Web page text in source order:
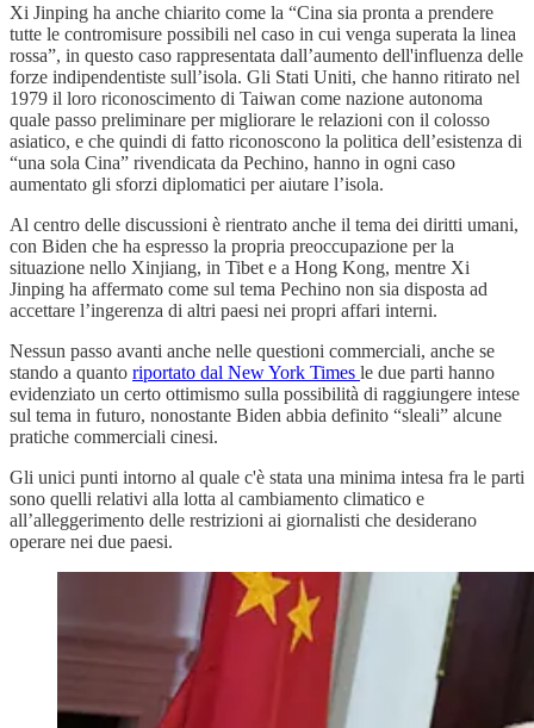
Xi Jinping ha anche chiarito come la “Cina sia pronta a prendere
tutte le contromisure possibili nel caso in cui venga superata la linea
rossa”, in questo caso rappresentata dall’aumento dell'influenza delle
forze indipendentiste sull’isola. Gli Stati Uniti, che hanno ritirato nel
1979 il loro riconoscimento di Taiwan come nazione autonoma
quale passo preliminare per migliorare le relazioni con il colosso
asiatico, e che quindi di fatto riconoscono la politica dell’esistenza di
“una sola Cina” rivendicata da Pechino, hanno in ogni caso
aumentato gli sforzi diplomatici per aiutare l’isola.
Al centro delle discussioni è rientrato anche il tema dei diritti umani,
con Biden che ha espresso la propria preoccupazione per la
situazione nello Xinjiang, in Tibet e a Hong Kong, mentre Xi
Jinping ha affermato come sul tema Pechino non sia disposta ad
accettare l’ingerenza di altri paesi nei propri affari interni.
Nessun passo avanti anche nelle questioni commerciali, anche se
stando a quanto riportato dal New York Times le due parti hanno
evidenziato un certo ottimismo sulla possibilità di raggiungere intese
sul tema in futuro, nonostante Biden abbia definito “sleali” alcune
pratiche commerciali cinesi.
Gli unici punti intorno al quale c'è stata una minima intesa fra le parti
sono quelli relativi alla lotta al cambiamento climatico e
all’alleggerimento delle restrizioni ai giornalisti che desiderano
operare nei due paesi.